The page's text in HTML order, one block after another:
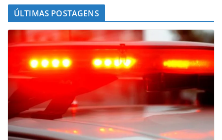
ÚLTIMAS POSTAGENS